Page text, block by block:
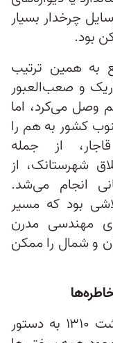
چرخدار بسیار
بود.
به همین ترتیب
و صعب‌العبور
وصل می‌کرد، اما
کشور به هم را
از جمله
شهرستانک، از
انجام می‌شد.
بود که مسیر
مهندسی مدرن
و شمال را ممکن
کلنگ ساخت جاده چالوس اردیبهشت ۱۳۱۰ به دستور